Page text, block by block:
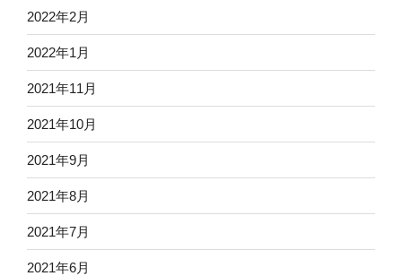
2022年2月
2022年1月
2021年11月
2021年10月
2021年9月
2021年8月
2021年7月
2021年6月